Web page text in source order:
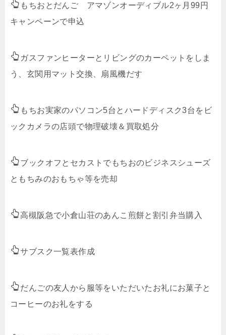
もちおとだんご アマゾンオーディブル2ヶ月99円
キャンペーンで申込
ガスファンヒーターとリビングのカーペットをしま
う、玄関用マット交換、扇風機だす
もちお実家のパソコン5台とハードディスク3台をビ
ックカメラの店頭で物理破壊＆買取処分
ブックオフとセカストでもちおのビジネスシューズ
ともちみのおもちゃ等を売却
高槻阪急で小倉山荘のあんこ煎餅と割引弁当購入
サブスク一覧表作成
だんごの友人から服等をいただいたお礼にお菓子と
コーヒーのお礼をする